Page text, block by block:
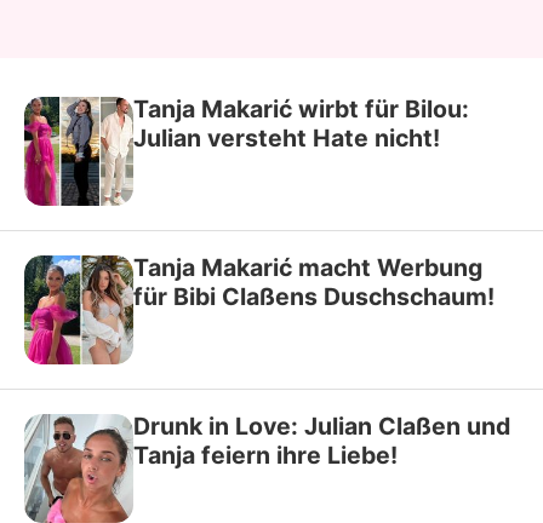
Tanja Makarić wirbt für Bilou:
Julian versteht Hate nicht!
Tanja Makarić macht Werbung
für Bibi Claßens Duschschaum!
Drunk in Love: Julian Claßen und
Tanja feiern ihre Liebe!